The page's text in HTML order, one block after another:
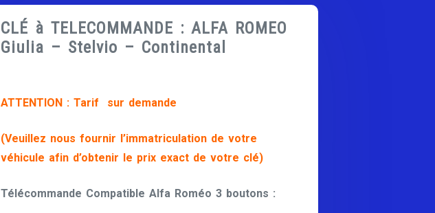
CLÉ à TELECOMMANDE : ALFA ROMEO
Giulia – Stelvio – Continental
ATTENTION : Tarif sur demande
(Veuillez nous fournir l’immatriculation de votre
véhicule afin d’obtenir le prix exact de votre clé)
Télécommande Compatible Alfa Roméo 3 boutons :